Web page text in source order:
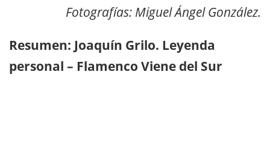
Fotografías: Miguel Ángel González.
Resumen: Joaquín Grilo. Leyenda
personal – Flamenco Viene del Sur